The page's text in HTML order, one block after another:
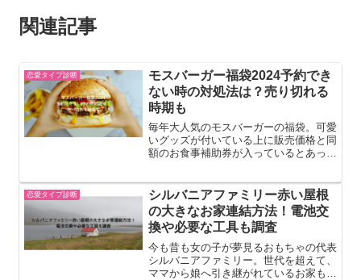
関連記事
恋愛タイプ診断
モスバーガー福袋2024予約でき
ない時の対処法は？売り切れる
時期も
毎年大人気のモスバーガーの福袋。可愛
いグッズが付いている上に販売価格と同
額のお食事補助券が入っているとあって
ーガーの福袋2024について予約できな
い時の対処法や売り切れ...
恋愛タイプ診断
シルバニアファミリー赤い屋根
の大きなお家連結方法！電池交
換や必要な工具も調査
今も昔も女の子が夢見るおもちゃの代表
シルバニアファミリー。世代を超えて、
ママから娘へ引き継がれているお家もあ